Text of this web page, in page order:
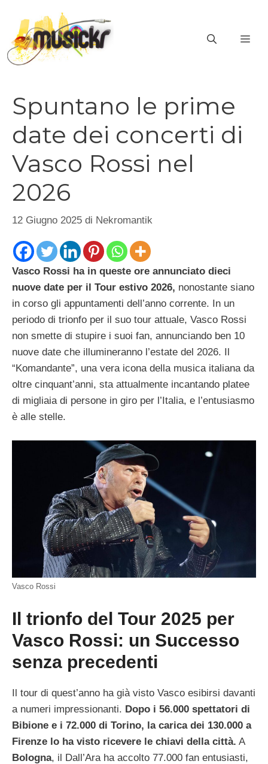
contenuto
Spuntano le prime
date dei concerti di
Vasco Rossi nel
2026
12 Giugno 2025 di Nekromantik
Vasco Rossi ha in queste ore annunciato dieci
nuove date per il Tour estivo 2026, nonostante siano
in corso gli appuntamenti dell’anno corrente. In un
periodo di trionfo per il suo tour attuale, Vasco Rossi
non smette di stupire i suoi fan, annunciando ben 10
nuove date che illumineranno l’estate del 2026. Il
“Komandante”, una vera icona della musica italiana da
oltre cinquant’anni, sta attualmente incantando platee
di migliaia di persone in giro per l’Italia, e l’entusiasmo
è alle stelle.
Vasco Rossi
Il trionfo del Tour 2025 per
Vasco Rossi: un Successo
senza precedenti
Il tour di quest’anno ha già visto Vasco esibirsi davanti
a numeri impressionanti. Dopo i 56.000 spettatori di
Bibione e i 72.000 di Torino, la carica dei 130.000 a
Firenze lo ha visto ricevere le chiavi della città. A
Bologna, il Dall’Ara ha accolto 77.000 fan entusiasti,